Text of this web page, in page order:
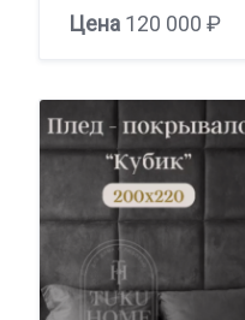
Цена 120 000 ₽